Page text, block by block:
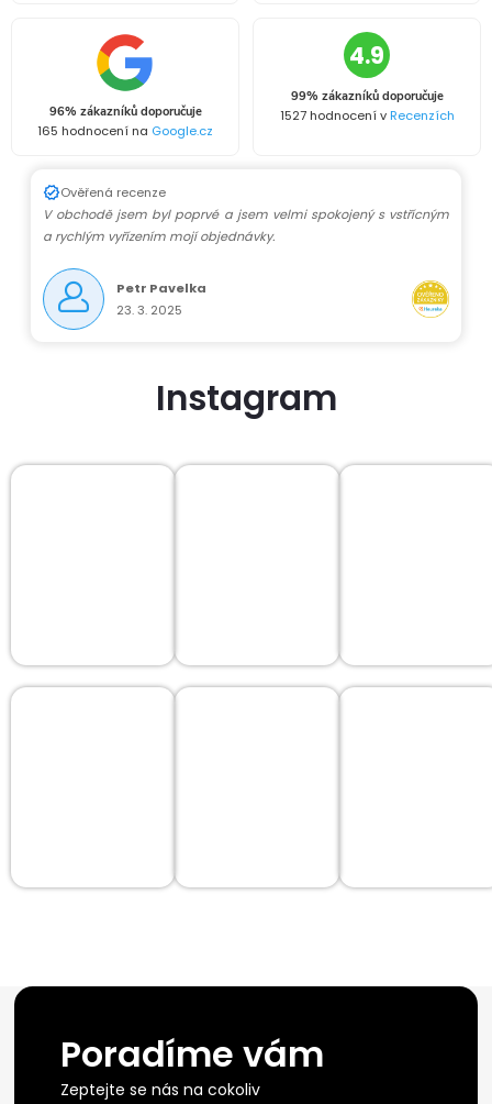
96% zákazníků doporučuje
165 hodnocení na Google.cz
4.9
99% zákazníků doporučuje
1527 hodnocení vRecenzích
Ověřená recenze
V obchodě jsem byl poprvé a jsem velmi spokojený s vstřícným
a rychlým vyřízením mojí objednávky.
Petr Pavelka
23. 3. 2025
Instagram
Poradíme vám
Zeptejte se nás na cokoliv